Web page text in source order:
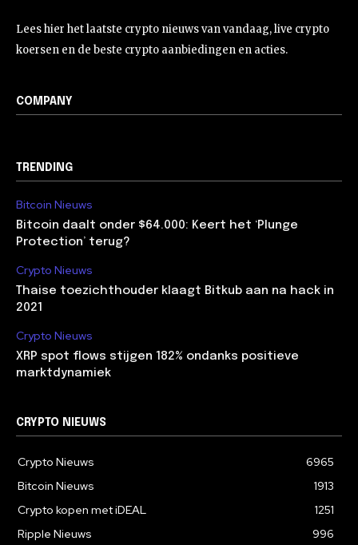
Lees hier het laatste crypto nieuws van vandaag, live crypto
koersen en de beste crypto aanbiedingen en acties.
COMPANY
TRENDING
Bitcoin Nieuws
Bitcoin daalt onder $64.000: Keert het ‘Plunge
Protection’ terug?
Crypto Nieuws
Thaise toezichthouder klaagt Bitkub aan na hack in
2021
Crypto Nieuws
XRP spot flows stijgen 182% ondanks positieve
marktdynamiek
CRYPTO NIEUWS
Crypto Nieuws
6965
Bitcoin Nieuws
1913
Crypto kopen met iDEAL
1251
Ripple Nieuws
996